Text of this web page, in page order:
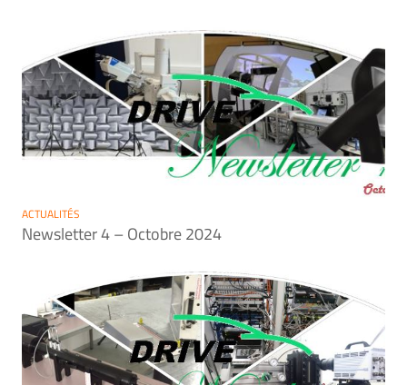
ACTUALITÉS
Newsletter 4 – Octobre 2024